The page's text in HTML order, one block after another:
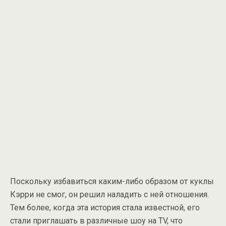
Поскольку избавиться каким-либо образом от куклы
Кэрри не смог, он решил наладить с ней отношения.
Тем более, когда эта история стала известной, его
стали приглашать в различные шоу на TV, что